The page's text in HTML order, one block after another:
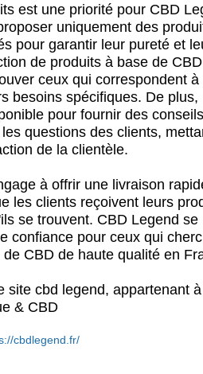
est une priorité pour CBD
uniquement des
pour garantir leur pureté et
de produits à base de
ceux qui correspondent à
besoins spécifiques. De plus,
pour fournir des
questions des clients,
de la clientèle.
à offrir une livraison
les clients reçoivent leurs
se trouvent. CBD Legend se
confiance pour ceux qui
CBD de haute qualité en
site cbd legend, appartenant
& CBD
cbdlegend.fr/